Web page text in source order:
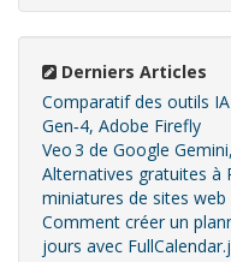
Derniers Articles
Comparatif des outils
Gen‑4, Adobe Firefly
Veo 3 de Google
Alternatives gratuites à
miniatures de sites web
Comment créer un
jours avec